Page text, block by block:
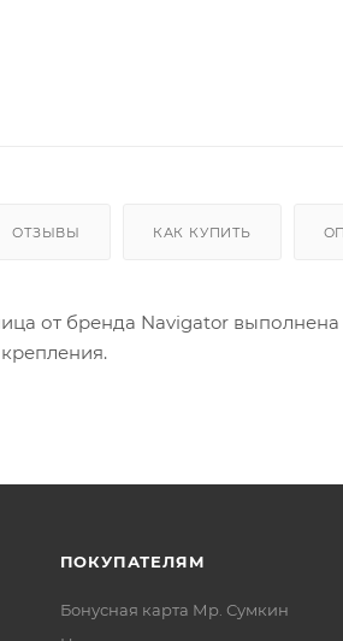
ОТЗЫВЫ КАК КУПИТЬ
от бренда Navigator выполнена
ПОКУПАТЕЛЯМ
Бонусная карта Мр. Сумкин